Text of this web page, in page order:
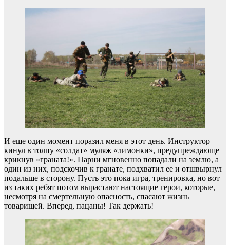
И еще один момент поразил меня в этот день. Инструктор
кинул в толпу «солдат» муляж «лимонки», предупреждающе
крикнув «граната!». Парни мгновенно попадали на землю, а
один из них, подскочив к гранате, подхватил ее и отшвырнул
подальше в сторону. Пусть это пока игра, тренировка, но вот
из таких ребят потом вырастают настоящие герои, которые,
несмотря на смертельную опасность, спасают жизнь
товарищей. Вперед, пацаны! Так держать!